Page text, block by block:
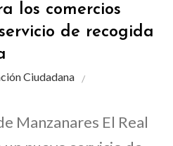
los comercios
de recogida
Ciudadana
Manzanares El Real